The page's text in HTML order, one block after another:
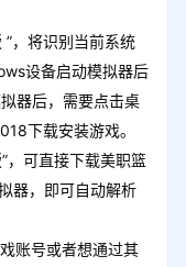
，将识别当前系统
设备启动模拟器后
器后，需要点击桌
下载安装游戏。
可直接下载美职篮
器，即可自动解析
账号或者想通过其